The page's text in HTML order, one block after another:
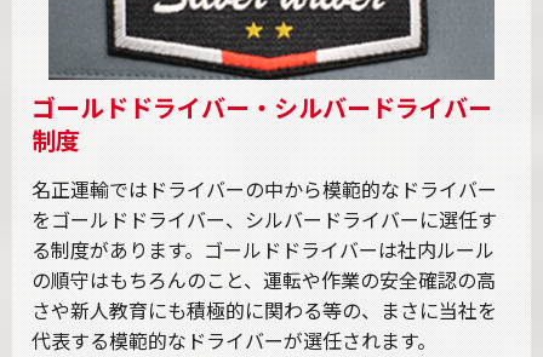
ゴールドドライバー・シルバードライバー
制度
名正運輸ではドライバーの中から模範的なドライバー
をゴールドドライバー、シルバードライバーに選任す
る制度があります。ゴールドドライバーは社内ルール
の順守はもちろんのこと、運転や作業の安全確認の高
さや新人教育にも積極的に関わる等の、まさに当社を
代表する模範的なドライバーが選任されます。